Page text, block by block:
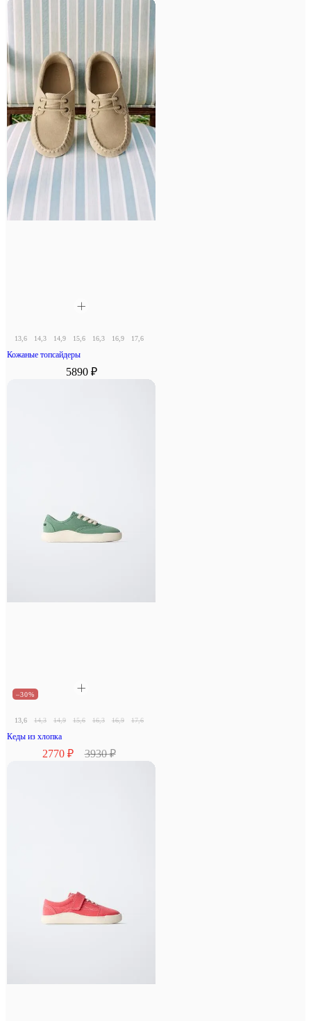
13,6 14,3 14,9 15,6 16,3 16,9 17,6
Кожаные топсайдеры
5890 ₽
–30%
13,6 14,3 14,9 15,6 16,3 16,9 17,6
Кеды из хлопка
2770 ₽ 3930 ₽